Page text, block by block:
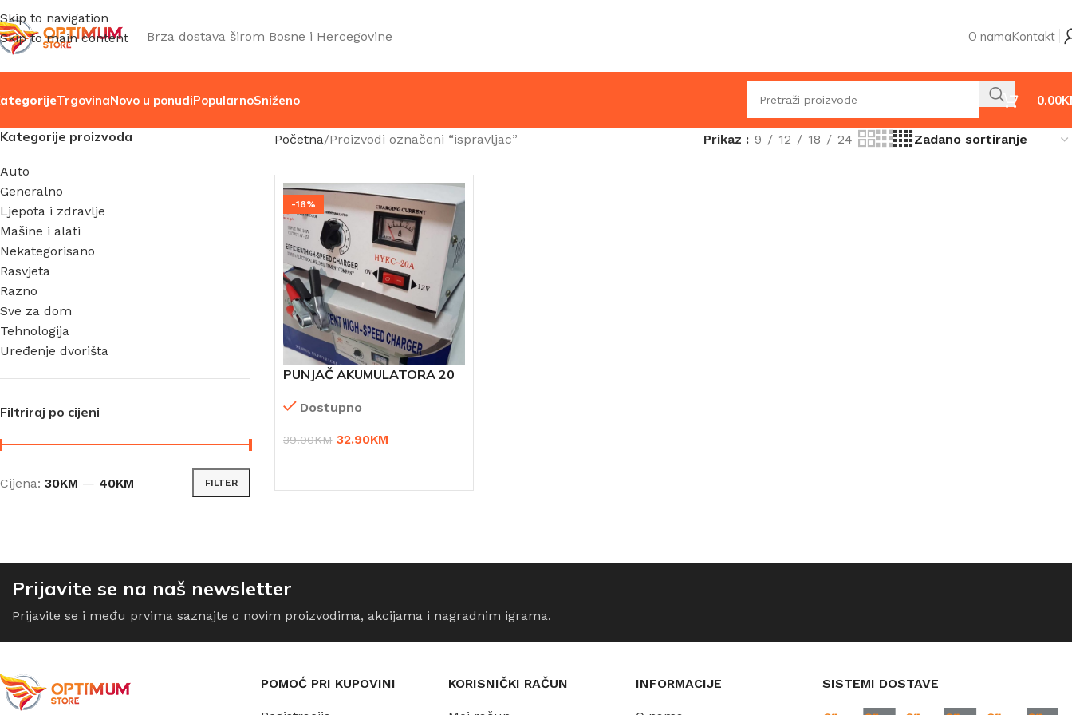
Skip to navigation
Skip to main content
Brza dostava širom Bosne i Hercegovine O namaKontakt
TrgovinaNovo u ponudiPopularnoSniženo 0.00
Kategorije proizvoda
Auto
Generalno
Ljepota i zdravlje
Mašine i alati
Nekategorisano
Rasvjeta
Razno
Sve za dom
Tehnologija
Uređenje dvorišta
Filtriraj po cijeni
FILTER
Cijena: 30KM — 40KM
Početna Proizvodi označeni “ispravljac” Prikaz 9 12 18 24
-16%
PUNJAČ AKUMULATORA 20
Dostupno
39.00KM 32.90KM
Prijavite se na naš newsletter
Prijavite se i među prvima saznajte o novim proizvodima, akcijama i nagradnim igrama.
POMOĆ PRI KUPOVINI KORISNIČKI RAČUN INFORMACIJE SISTEMI DOSTAVE